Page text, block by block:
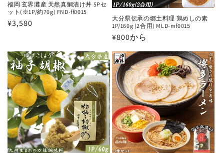
福岡 玄界灘産 天然真鯛漬け丼 5Pセ
ット(※1P/約70g) FND-ff0015
通
格
¥3,580
大分県伝承の郷土料理 鶏めしの素
1P/160g (2合用) MLD-mf0015
通
価
格
¥800から